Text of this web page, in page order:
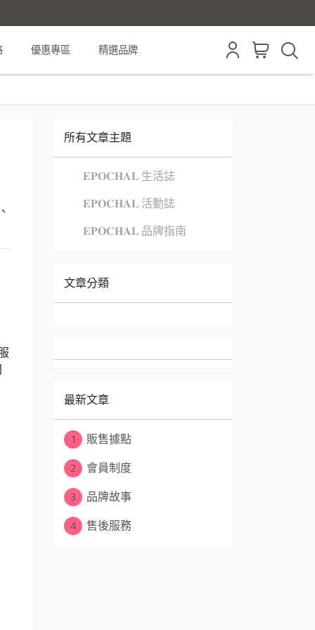
優惠專區 精選品牌
所有文章主題
𝐄𝐏𝐎𝐂𝐇𝐀𝐋 生活誌
𝐄𝐏𝐎𝐂𝐇𝐀𝐋 活動誌
𝐄𝐏𝐎𝐂𝐇𝐀𝐋 品牌指南
文章分類
最新文章
1 販售據點
2 會員制度
3 品牌故事
4 售後服務